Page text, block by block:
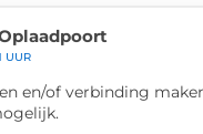
UUR
en/of verbinding